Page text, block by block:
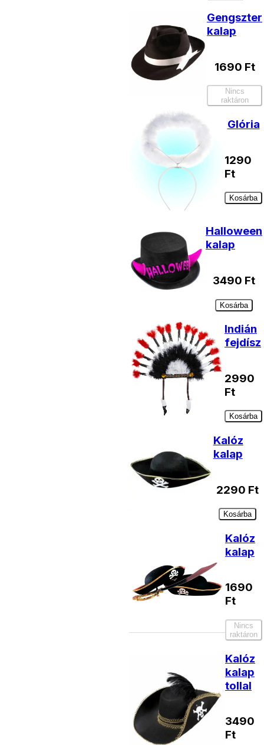
Gengszter
kalap
1690 Ft
Nincs
raktáron
Glória
1290
Ft
Kosárba
Halloween
kalap
3490 Ft
Kosárba
Indián
fejdísz
2990
Ft
Kosárba
Kalóz
kalap
2290 Ft
Kosárba
Kalóz
kalap
1690
Ft
Nincs
raktáron
Kalóz
kalap
tollal
3490
Ft